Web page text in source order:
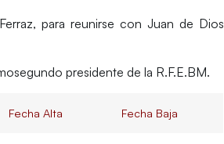
para reunirse con Juan de Dios
presidente de la R.F.E.BM.
Fecha Alta Fecha Baja